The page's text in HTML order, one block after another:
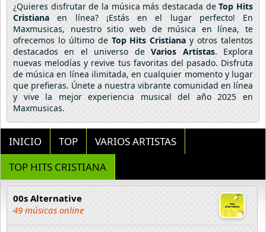
¿Quieres disfrutar de la música más destacada deTop Hits
Cristiana en línea? ¡Estás en el lugar perfecto! En
Maxmusicas, nuestro sitio web de música en línea, te
ofrecemos lo último de Top Hits Cristiana y otros talentos
destacados en el universo deVarios Artistas. Explora
nuevas melodías y revive tus favoritas del pasado. Disfruta
de música en línea ilimitada, en cualquier momento y lugar
que prefieras. Únete a nuestra vibrante comunidad en línea
y vive la mejor experiencia musical del año 2025 en
Maxmusicas.
INICIO TOP
VARIOS ARTISTAS
TOP HITS CRISTIANA
00s Alternative
49 músicas online